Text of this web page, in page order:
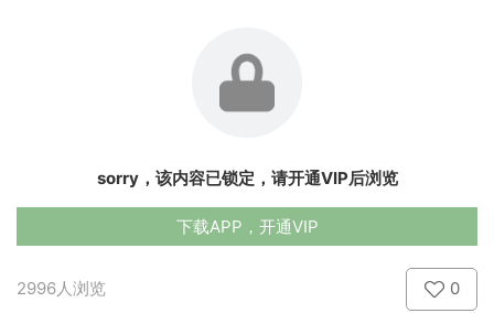
sorry，该内容已锁定，请开通VIP后浏览
下载APP，开通VIP
2996人浏览 0